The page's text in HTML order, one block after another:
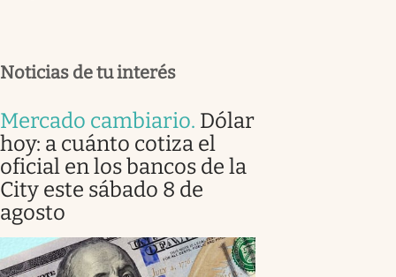
Noticias de tu interés
Mercado cambiario. Dólar
hoy: a cuánto cotiza el
oficial en los bancos de la
City este sábado 8 de
agosto